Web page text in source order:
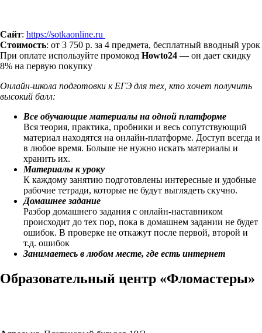
Сайт: https://sotkaonline.ru
Стоимость: от 3 750 р. за 4 предмета, бесплатный вводный урок
При оплате используйте промокод Howto24 — он дает скидку
8% на первую покупку
Онлайн-школа подготовки к ЕГЭ для тех, кто хочет получить
высокий балл:
Все обучающие материалы на одной платформе
Вся теория, практика, пробники и весь сопутствующий
материал находятся на онлайн-платформе. Доступ всегда и
в любое время. Больше не нужно искать материалы и
хранить их.
Материалы к уроку
К каждому занятию подготовлены интересные и удобные
рабочие тетради, которые не будут выглядеть скучно.
Домашнее задание
Разбор домашнего задания с онлайн-наставником
происходит до тех пор, пока в домашнем задании не будет
ошибок. В проверке не откажут после первой, второй и
т.д. ошибок
Занимаетесь в любом месте, где есть интернет
Образовательный центр «Фломастеры»